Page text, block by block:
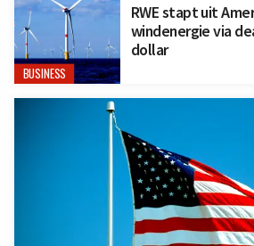
BUSINESS
RWE stapt uit
windenergie via
dollar